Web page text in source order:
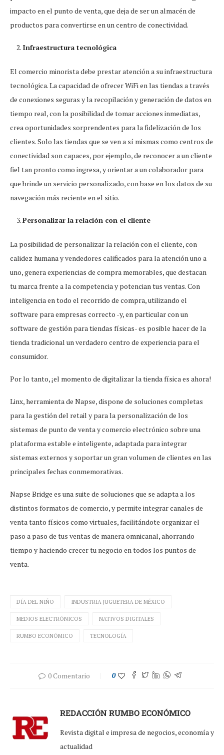
impacto en el punto de venta, que deja de ser un almacén de
productos para convertirse en un centro de conectividad.
Infraestructura tecnológica
El comercio minorista debe prestar atención a su infraestructura
tecnológica. La capacidad de ofrecer WiFi en las tiendas a través
de conexiones seguras y la recopilación y generación de datos en
tiempo real, con la posibilidad de tomar acciones inmediatas,
crea oportunidades sorprendentes para la fidelización de los
clientes. Solo las tiendas que se ven a sí mismas como centros de
conectividad son capaces, por ejemplo, de reconocer a un cliente
fiel tan pronto como ingresa, y orientar a un colaborador para
que brinde un servicio personalizado, con base en los datos de su
navegación más reciente en el sitio.
Personalizar la relación con el cliente
La posibilidad de personalizar la relación con el cliente, con
calidez humana y vendedores calificados para la atención uno a
uno, genera experiencias de compra memorables, que destacan
tu marca frente a la competencia y potencian tus ventas. Con
inteligencia en todo el recorrido de compra, utilizando el
software para empresas correcto -y, en particular con un
software de gestión para tiendas físicas- es posible hacer de la
tienda tradicional un verdadero centro de experiencia para el
consumidor.
Por lo tanto, ¡el momento de digitalizar la tienda física es ahora!
Linx, herramienta de Napse, dispone de soluciones completas
para la gestión del retail y para la personalización de los
sistemas de punto de venta y comercio electrónico sobre una
plataforma estable e inteligente, adaptada para integrar
sistemas externos y soportar un gran volumen de clientes en las
principales fechas conmemorativas.
Napse Bridge es una suite de soluciones que se adapta a los
distintos formatos de comercio, y permite integrar canales de
venta tanto físicos como virtuales, facilitándote organizar el
paso a paso de tus ventas de manera omnicanal, ahorrando
tiempo y haciendo crecer tu negocio en todos los puntos de
venta.
DÍA DEL NIÑO INDUSTRIA JUGUETERA DE MÉXICO
MEDIOS ELECTRÓNICOS NATIVOS DIGITALES
RUMBO ECONÓMICO TECNOLOGÍA
0 Comentario 0
REDACCIÓN RUMBO ECONÓMICO
Revista digital e impresa de negocios, economía y
actualidad